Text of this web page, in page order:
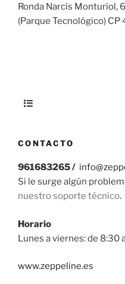
Ronda Narcís Monturiol,
(Parque Tecnológico)
CONTACTO
961683265 /
Si le surge algún
nuestro soporte técnico.
Horario
Lunes a viernes: de 8:30
www.zeppeline.es